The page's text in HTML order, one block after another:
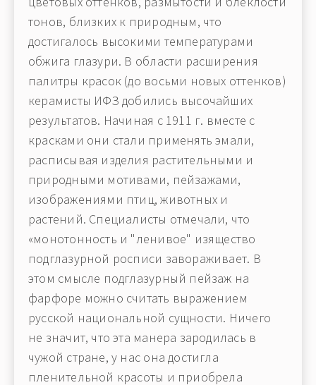
тонов, близких к природным, что
достигалось высокими температурами
обжига глазури. В области расширения
палитры красок (до восьми новых оттенков)
керамисты ИФЗ добились высочайших
результатов. Начиная с 1911 г. вместе с
красками они стали применять эмали,
расписывая изделия растительными и
природными мотивами, пейзажами,
изображениями птиц, животных и
растений. Специалисты отмечали, что
«монотонность и "ленивое" изящество
подглазурной росписи завораживает. В
этом смысле подглазурный пейзаж на
фарфоре можно считать выражением
русской национальной сущности. Ничего
не значит, что эта манера зародилась в
чужой стране, у нас она достигла
пленительной красоты и приобрела